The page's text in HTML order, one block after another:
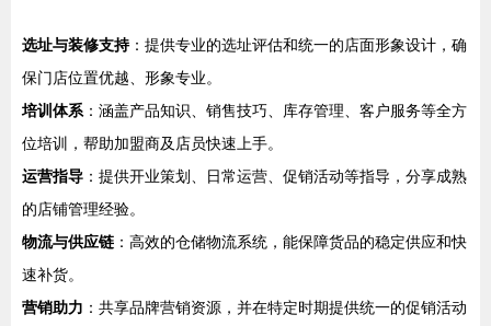
选址与装修支持：提供专业的选址评估和统一的店面形象设计，确
保门店位置优越、形象专业。
培训体系 ：涵盖产品知识、销售技巧、库存管理、客户服务等全方
位培训，帮助加盟商及店员快速上手。
运营指导 ：提供开业策划、日常运营、促销活动等指导，分享成熟
的店铺管理经验。
物流与供应链 ：高效的仓储物流系统，能保障货品的稳定供应和快
速补货。
营销助力 ：共享品牌营销资源，并在特定时期提供统一的促销活动